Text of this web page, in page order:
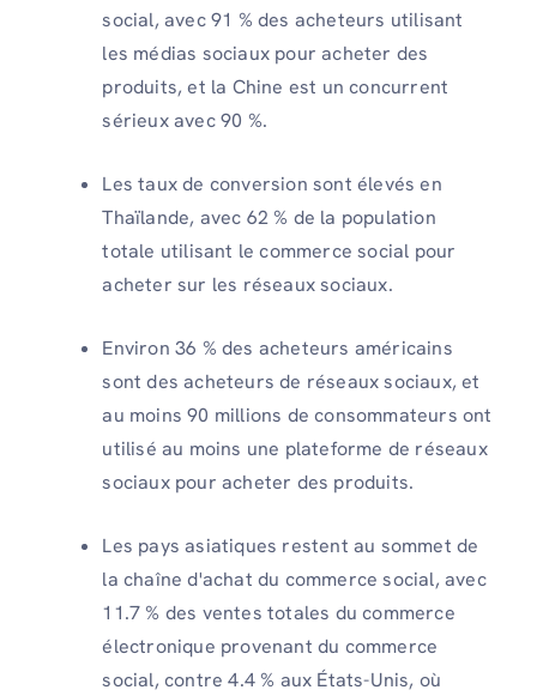
social, avec 91 % des acheteurs utilisant
les médias sociaux pour acheter des
produits, et la Chine est un concurrent
sérieux avec 90 %.
Les taux de conversion sont élevés en
Thaïlande, avec 62 % de la population
totale utilisant le commerce social pour
acheter sur les réseaux sociaux.
Environ 36 % des acheteurs américains
sont des acheteurs de réseaux sociaux, et
au moins 90 millions de consommateurs ont
utilisé au moins une plateforme de réseaux
sociaux pour acheter des produits.
Les pays asiatiques restent au sommet de
la chaîne d'achat du commerce social, avec
11.7 % des ventes totales du commerce
électronique provenant du commerce
social, contre 4.4 % aux États-Unis, où